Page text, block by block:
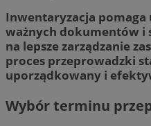
Inwentaryzacja pomaga
ważnych dokumentów i
na lepsze zarządzanie
proces przeprowadzki
uporządkowany i
Wybór terminu